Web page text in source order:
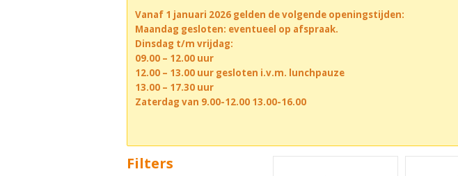
Vanaf 1 januari 2026 gelden de volgende openingstijden:
Maandag gesloten: eventueel op afspraak.
Dinsdag t/m vrijdag:
09.00 – 12.00 uur
12.00 – 13.00 uur gesloten i.v.m. lunchpauze
13.00 – 17.30 uur
Zaterdag van 9.00-12.00 13.00-16.00
Filters